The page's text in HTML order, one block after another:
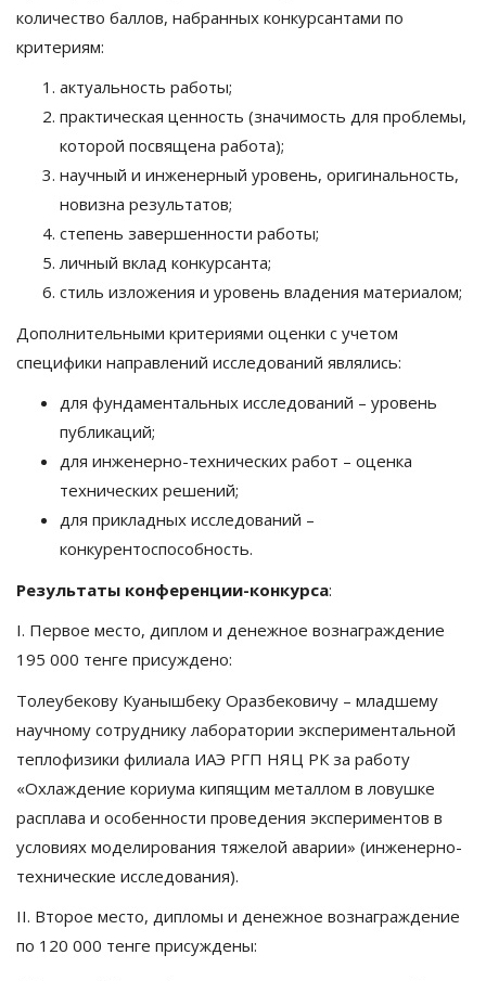
количество баллов, набранных конкурсантами по
критериям:
актуальность работы;
практическая ценность (значимость для проблемы,
которой посвящена работа);
научный и инженерный уровень, оригинальность,
новизна результатов;
степень завершенности работы;
личный вклад конкурсанта;
стиль изложения и уровень владения материалом;
Дополнительными критериями оценки с учетом
специфики направлений исследований являлись:
для фундаментальных исследований – уровень
публикаций;
для инженерно-технических работ – оценка
технических решений;
для прикладных исследований –
конкурентоспособность.
Результаты конференции-конкурса:
I. Первое место, диплом и денежное вознаграждение
195 000 тенге присуждено:
Толеубекову Куанышбеку Оразбековичу – младшему
научному сотруднику лаборатории экспериментальной
теплофизики филиала ИАЭ РГП НЯЦ РК за работу
«Охлаждение кориума кипящим металлом в ловушке
расплава и особенности проведения экспериментов в
условиях моделирования тяжелой аварии» (инженерно-
технические исследования).
II. Второе место, дипломы и денежное вознаграждение
по 120 000 тенге присуждены: